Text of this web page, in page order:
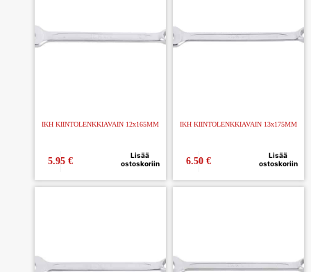
IKH KIINTOLENKKIAVAIN 12x165MM
5.95€
Lisää
ostoskoriin
IKH KIINTOLENKKIAVAIN 13x175MM
6.50€
Lisää
ostoskoriin